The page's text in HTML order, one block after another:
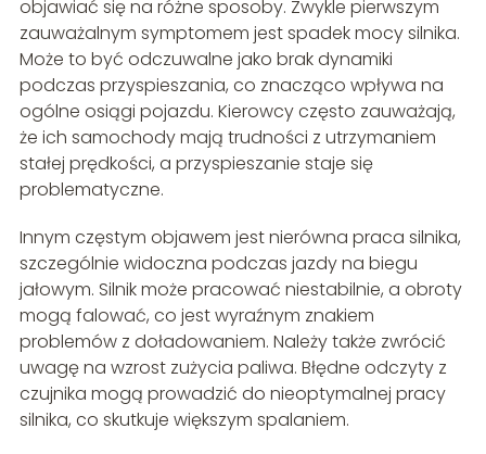
objawiać się na różne sposoby. Zwykle pierwszym
zauważalnym symptomem jest spadek mocy silnika.
Może to być odczuwalne jako brak dynamiki
podczas przyspieszania, co znacząco wpływa na
ogólne osiągi pojazdu. Kierowcy często zauważają,
że ich samochody mają trudności z utrzymaniem
stałej prędkości, a przyspieszanie staje się
problematyczne.
Innym częstym objawem jest nierówna praca silnika,
szczególnie widoczna podczas jazdy na biegu
jałowym. Silnik może pracować niestabilnie, a obroty
mogą falować, co jest wyraźnym znakiem
problemów z doładowaniem. Należy także zwrócić
uwagę na wzrost zużycia paliwa. Błędne odczyty z
czujnika mogą prowadzić do nieoptymalnej pracy
silnika, co skutkuje większym spalaniem.